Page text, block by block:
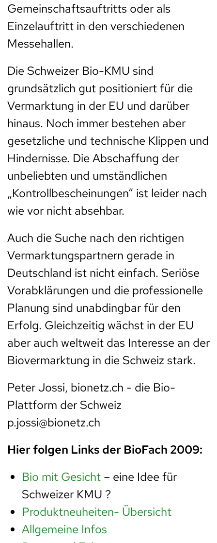
Gemeinschaftsauftritts oder als
Einzelauftritt in den verschiedenen
Messehallen.
Die Schweizer Bio-KMU sind
grundsätzlich gut positioniert für die
Vermarktung in der EU und darüber
hinaus. Noch immer bestehen aber
gesetzliche und technische Klippen und
Hindernisse. Die Abschaffung der
unbeliebten und umständlichen
„Kontrollbescheinungen“ ist leider nach
wie vor nicht absehbar.
Auch die Suche nach den richtigen
Vermarktungspartnern gerade in
Deutschland ist nicht einfach. Seriöse
Vorabklärungen und die professionelle
Planung sind unabdingbar für den
Erfolg. Gleichzeitig wächst in der EU
aber auch weltweit das Interesse an der
Biovermarktung in die Schweiz stark.
Peter Jossi, bionetz.ch - die Bio-
Plattform der Schweiz
p.jossi@bionetz.ch
Hier folgen Links der BioFach 2009:
Bio mit Gesicht – eine Idee für
Schweizer KMU ?
Produktneuheiten- Übersicht
Allgemeine Infos